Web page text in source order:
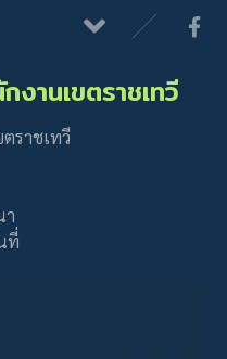
านเขตราชเทวี
ราชเทวี
ที่